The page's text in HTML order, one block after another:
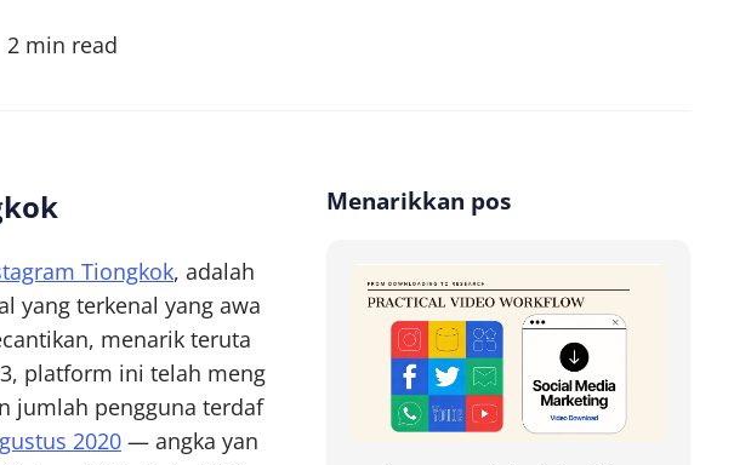
2min read
Tiongkok, adalah
yang terkenal yang awa
menarik teruta
platform ini telah meng
jumlah pengguna terdaf
2020 — angka yan
Menarikkan pos